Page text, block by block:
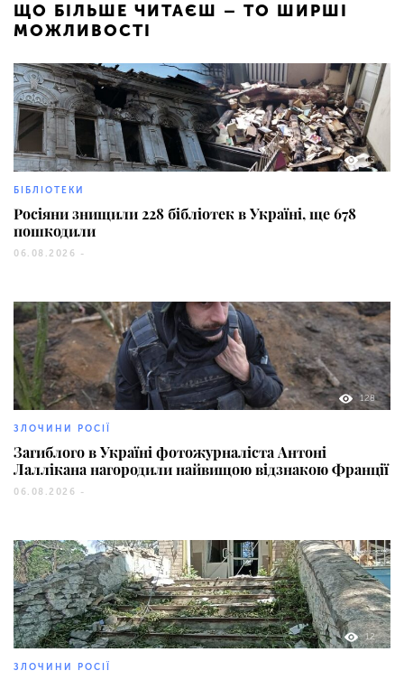
ЩО БІЛЬШЕ ЧИТАЄШ – ТО ШИРШІ
МОЖЛИВОСТІ
13
БІБЛІОТЕКИ
Росіяни знищили 228 бібліотек в Україні, ще 678
пошкодили
06.08.2026 -
128
ЗЛОЧИНИ РОСІЇ
Загиблого в Україні фотожурналіста Антоні
Лаллікана нагородили найвищою відзнакою Франції
06.08.2026 -
12
ЗЛОЧИНИ РОСІЇ